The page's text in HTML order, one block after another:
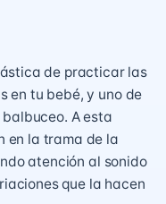
de practicar las
en tu bebé, y uno de
A esta
en la trama de la
atención al sonido
que la hacen